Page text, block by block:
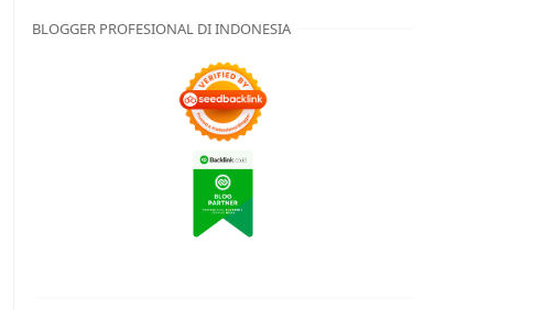
BLOGGER PROFESIONAL DI INDONESIA